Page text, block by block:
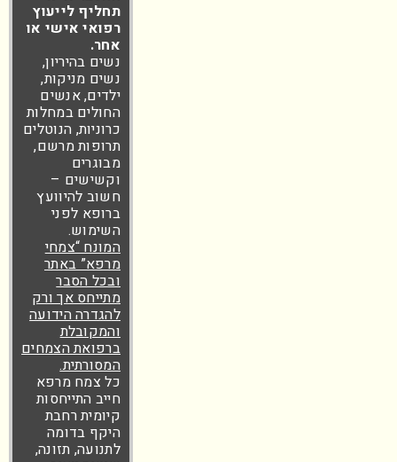
תחליף לייעוץ
רפואי אישי או
נשים בהיריון,
נשים מניקות,
ילדים, אנשים
החולים במחלות
כרוניות, הנוטלים
תרופות מרשם,
חשוב להיוועץ
המונח “צמחי
מרפא” באתר
מתייחס אך ורק
להגדרה הידועה
ברפואת הצמחים
כל צמח מרפא
חייב התייחסות
לתנועה, תזונה,